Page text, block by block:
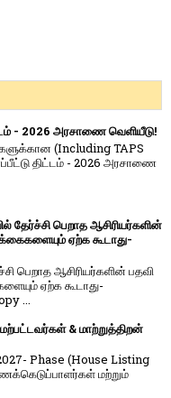
- 2026 அரசாணை வெளியீடு!
(Including TAPS
திட்டம் - 2026 அரசாணை
தேர்ச்சி பெறாத ஆசிரியர்களின்
ஏற்க கூடாது-
பெறாத ஆசிரியர்களின் பதவி
ஏற்க கூடாது-
...
& மாற்றுத்திறன்
Phase (House Listing
மற்றும்